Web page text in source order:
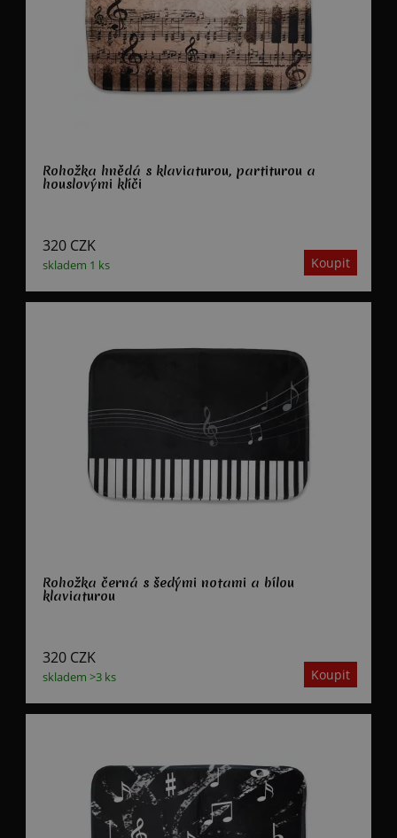
Rohožka hnědá s klaviaturou, partiturou a
houslovými klíči
skladem 1 ks
320 CZK
Rohožka černá s šedými notami a bílou
klaviaturou
skladem >3 ks
320 CZK